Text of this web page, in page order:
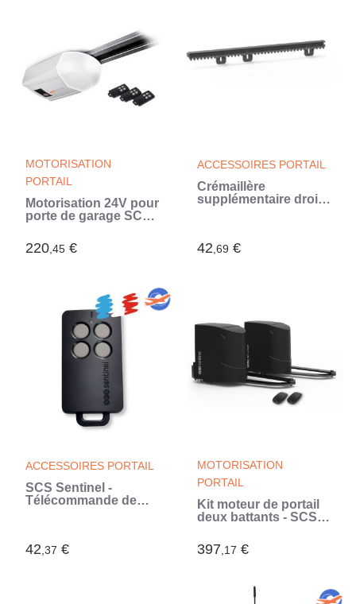
MOTORISATION
PORTAIL
Motorisation 24V pour
porte de garage SCS
12m²/800N - CarGate
800 Trio
220,45 €
ACCESSOIRES PORTAIL
Crémaillère
supplémentaire droite
renforcé - 50 cm
42,69 €
ACCESSOIRES PORTAIL
SCS Sentinel -
Télécommande de
AAM0121 (Blanc)
42,37 €
MOTORISATION
PORTAIL
Kit moteur de portail
deux battants - SCS
SimplyOpen 2 -
Jusqu'a 200 kg par
397,17 €